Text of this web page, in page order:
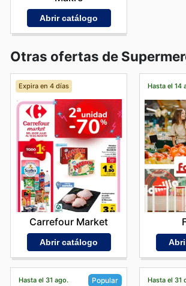
Abrir catálogo
Otras ofertas de
Expira en 4 días
Carrefour Market
Abrir catálogo
Hasta el 14
Hasta el 31 ago. Popular Hasta el 31